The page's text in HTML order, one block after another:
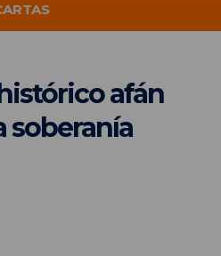
afán
soberanía